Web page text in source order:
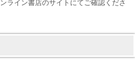
ライン書店のサイトにてご確認くださ